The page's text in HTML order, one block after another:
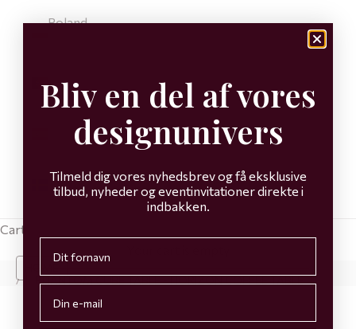
Poland
(EUR €)
(EUR €)
Sweden
(EUR €)
Cart
PHANTOM CUBE TABLE - HORIZON COFFEE TABLE
Bliv en del af vores
designunivers
Tilmeld dig vores nyhedsbrev og få eksklusive
tilbud, nyheder og eventinvitationer direkte i
indbakken.